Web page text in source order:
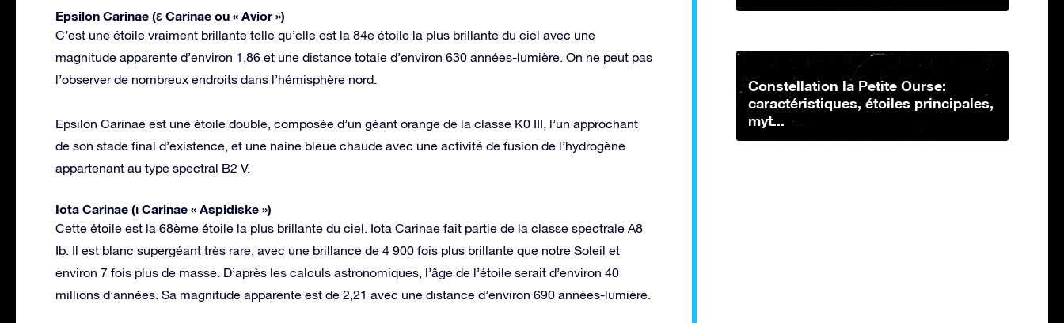
Epsilon Carinae (ε Carinae ou « Avior »)
C’est une étoile vraiment brillante telle qu’elle est la 84e étoile la plus brillante du ciel avec une
magnitude apparente d’environ 1,86 et une distance totale d’environ 630 années-lumière. On ne peut pas
l’observer de nombreux endroits dans l’hémisphère nord.
Epsilon Carinae est une étoile double, composée d’un géant orange de la classe K0 III, l’un approchant
de son stade final d’existence, et une naine bleue chaude avec une activité de fusion de l’hydrogène
appartenant au type spectral B2 V.
Iota Carinae (ι Carinae « Aspidiske »)
Cette étoile est la 68ème étoile la plus brillante du ciel. Iota Carinae fait partie de la classe spectrale A8
Ib. Il est blanc supergéant très rare, avec une brillance de 4 900 fois plus brillante que notre Soleil et
environ 7 fois plus de masse. D’après les calculs astronomiques, l’âge de l’étoile serait d’environ 40
millions d’années. Sa magnitude apparente est de 2,21 avec une distance d’environ 690 années-lumière.
Constellation la Petite Ourse:
caractéristiques, étoiles principales,
myt...